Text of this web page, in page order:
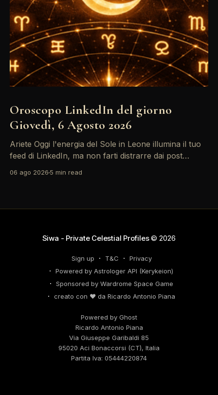
Oroscopo LinkedIn del giorno
Giovedì, 6 Agosto 2026
Ariete Oggi l'energia del Sole in Leone illumina il tuo
feed di LinkedIn, ma non farti distrarre dai post
tuoi desideri professionali! Giove ti spinge verso il
06 ago 2026 5 min read
Siwa - Private Celestial Profiles© 2026
Sign up T&C
Privacy
Powered by Astrologer API (Kerykeion)
Sponsored by Wardrome Space Game
creato con ❤️ da Ricardo Antonio Piana
Powered by Ghost
Ricardo Antonio Piana
Via Giuseppe Garibaldi 85
95020 Aci Bonaccorsi (CT), Italia
Partita Iva: 05444220874